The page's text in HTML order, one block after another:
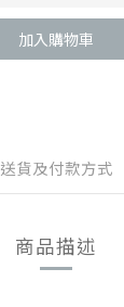
加入購物車
送貨及付款方式
商品描述